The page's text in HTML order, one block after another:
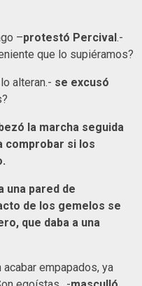
–protestó Percival.-
que lo supiéramos?
alteran.- se excusó
la marcha seguida
comprobar si los
una pared de
de los gemelos se
que daba a una
acabar empapados, ya